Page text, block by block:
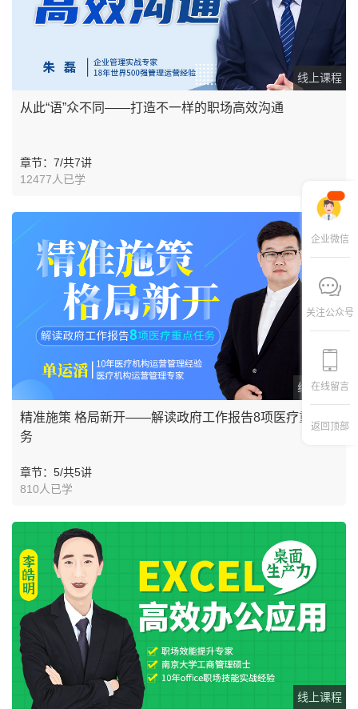
线上课程
从此“语”众不同——打造不一样的职场高效沟通
章节：7/共7讲
12477人已学
线上课程
精准施策 格局新开——解读政府工作报告8项医疗重点任
务
章节：5/共5讲
810人已学
线上课程
企业微信
关注公众号
在线留言
返回顶部